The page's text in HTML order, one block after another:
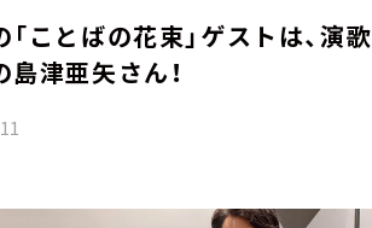
「ことばの花束」ゲストは、演歌
島津亜矢さん！